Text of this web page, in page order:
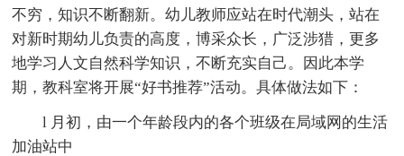
不穷，知识不断翻新。幼儿教师应站在时代潮头，站在
对新时期幼儿负责的高度，博采众长，广泛涉猎，更多
地学习人文自然科学知识，不断充实自己。因此本学
期，教科室将开展“好书推荐”活动。具体做法如下：
l 月初，由一个年龄段内的各个班级在局域网的生活
加油站中